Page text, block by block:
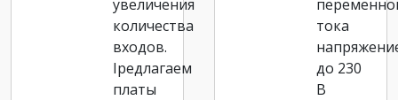
увеличения
количества
входов.
Iредлагаем
платы
тока
до 230
В